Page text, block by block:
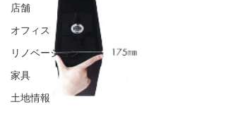
店舗
オフィス
リノベーション
家具
土地情報